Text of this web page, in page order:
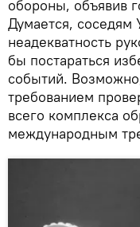
обороны, объявив
Думается,
неадекватность
бы постараться
событий.
требованием
всего комплекса
международным